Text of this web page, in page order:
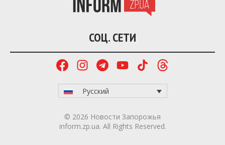
СОЦ. СЕТИ
Русский
© 2026 Новости Запорожья
inform.zp.ua. All Rights Reserved.